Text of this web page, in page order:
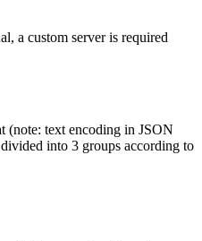
a custom server is required
(note: text encoding in JSON
into 3 groups according to